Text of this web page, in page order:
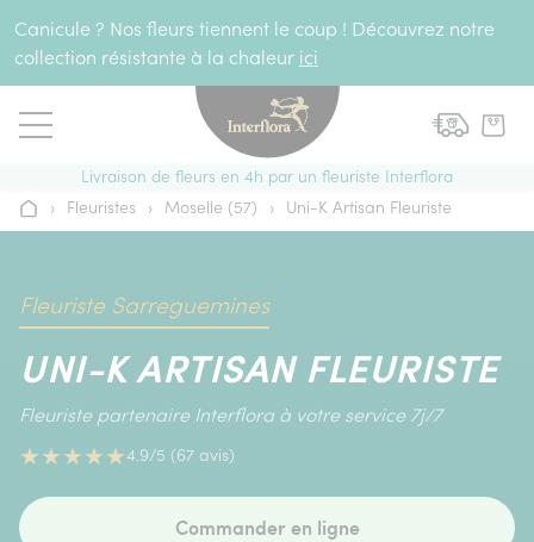
Canicule ? Nos fleurs tiennent le coup ! Découvrez notre
collection résistante à la chaleur ici
Livraison de fleurs en 4h par un fleuriste Interflora
Accueil
› Fleuristes › Moselle (57) › Uni-K Artisan Fleuriste
Fleuriste Sarreguemines
UNI-K ARTISAN FLEURISTE
Fleuriste partenaire Interflora à votre service 7j/7
★★★★★4.9/5 (67 avis)
Commander en ligne